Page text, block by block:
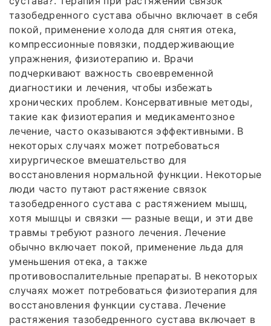
тазобедренного сустава обычно включает в себя
покой, применение холода для снятия отека,
компрессионные повязки, поддерживающие
упражнения, физиотерапию и. Врачи
подчеркивают важность своевременной
диагностики и лечения, чтобы избежать
хронических проблем. Консервативные методы,
такие как физиотерапия и медикаментозное
лечение, часто оказываются эффективными. В
некоторых случаях может потребоваться
хирургическое вмешательство для
восстановления нормальной функции. Некоторые
люди часто путают растяжение связок
тазобедренного сустава с растяжением мышц,
хотя мышцы и связки — разные вещи, и эти две
травмы требуют разного лечения. Лечение
обычно включает покой, применение льда для
уменьшения отека, а также
противовоспалительные препараты. В некоторых
случаях может потребоваться физиотерапия для
восстановления функции сустава. Лечение
растяжения тазобедренного сустава включает в